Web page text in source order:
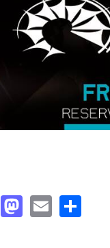
Facebook
Mastodon
Email